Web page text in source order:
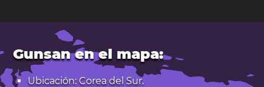
Gunsan en el mapa:
Ubicación: Corea del Sur.